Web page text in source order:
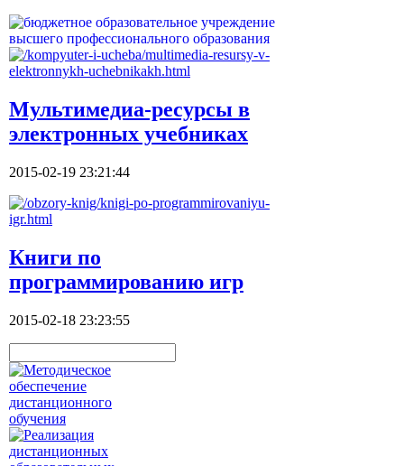
Мультимедиа-ресурсы в
электронных учебниках
2015-02-19 23:21:44
Книги по
программированию игр
2015-02-18 23:23:55